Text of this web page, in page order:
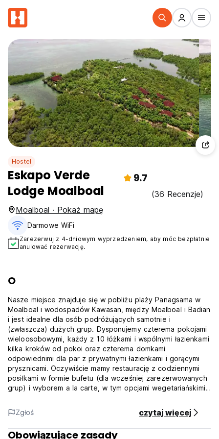
Hostel
Eskapo Verde
Lodge Moalboal
9.7
(36 Recenzje)
Moalboal · Pokaż mapę
Darmowe WiFi
Zarezerwuj z 4-dniowym wyprzedzeniem, aby móc bezpłatnie
anulować rezerwację.
O
Nasze miejsce znajduje się w pobliżu plaży Panagsama w
Moalboal i wodospadów Kawasan, między Moalboal i Badian
i jest idealne dla osób podróżujących samotnie i
(zwłaszcza) dużych grup. Dysponujemy czterema pokojami
wieloosobowymi, każdy z 10 łóżkami i wspólnymi łazienkami
kilka kroków od pokoi oraz czterema domkami
odpowiednimi dla par z prywatnymi łazienkami i gorącymi
prysznicami. Oczywiście mamy restaurację z codziennymi
posiłkami w formie bufetu (dla wcześniej zarezerwowanych
grup) i wyborem a la carte, w tym opcjami wegetariańskimi
Nasze zajęcia obejmują pływanie na desce z wiosłem, kajaki
morskie i eksplorację namorzynów na miejscu oraz
wycieczki przygodowe do lokalnych kanionów i gór za
pośrednictwem naszych partnerów.
Zgłoś czytaj więcej
Obowiązujące zasady